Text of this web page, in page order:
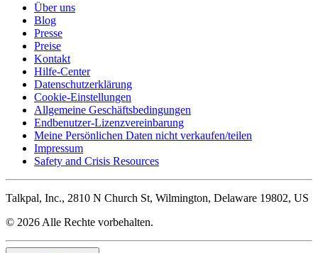
Über uns
Blog
Presse
Preise
Kontakt
Hilfe-Center
Datenschutzerklärung
Cookie-Einstellungen
Allgemeine Geschäftsbedingungen
Endbenutzer-Lizenzvereinbarung
Meine Persönlichen Daten nicht verkaufen/teilen
Impressum
Safety and Crisis Resources
Talkpal, Inc., 2810 N Church St, Wilmington, Delaware 19802, US
© 2026 Alle Rechte vorbehalten.